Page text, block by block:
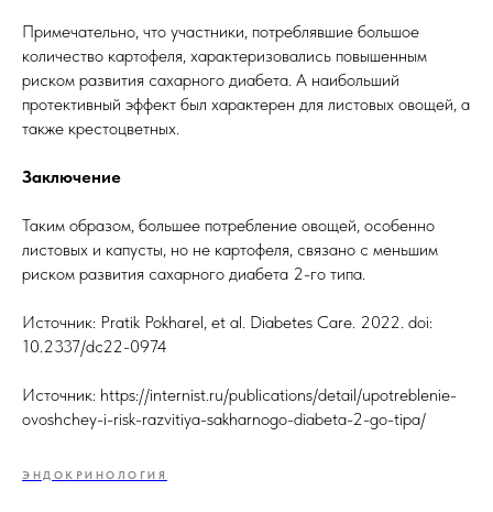
Примечательно, что участники, потреблявшие большое
количество картофеля, характеризовались повышенным
риском развития сахарного диабета. А наибольший
протективный эффект был характерен для листовых овощей, а
также крестоцветных.
Заключение
Таким образом, большее потребление овощей, особенно
листовых и капусты, но не картофеля, связано с меньшим
риском развития сахарного диабета 2-го типа.
Источник: Pratik Pokharel, et al. Diabetes Care. 2022. doi:
10.2337/dc22-0974
Источник: https://internist.ru/publications/detail/upotreblenie-
ovoshchey-i-risk-razvitiya-sakharnogo-diabeta-2-go-tipa/
ЭНДОКРИНОЛОГИЯ